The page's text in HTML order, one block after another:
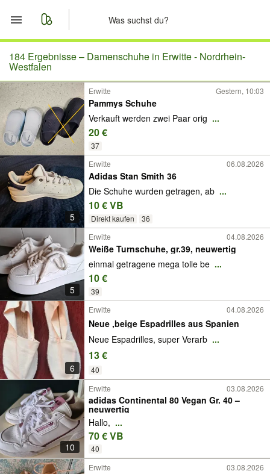
Start
Merkliste
Nachrichten
Anzeige aufgeben
184 Ergebnisse – Damenschuhe in Erwitte - Nordrhein-
Westfalen
Erwitte Gestern, 10:03
Pammys Schuhe
Verkauft werden zwei Paar orig ...
20 €
37
5
Erwitte 06.08.2026
Adidas Stan Smith 36
Die Schuhe wurden getragen, ab ...
10 € VB
Direkt kaufen 36
5
Erwitte 04.08.2026
Weiße Turnschuhe, gr.39, neuwertig
einmal getragene mega tolle be ...
10 €
39
6
Erwitte 04.08.2026
Neue ,beige Espadrilles aus Spanien
Neue Espadrilles, super Verarb ...
13 €
40
10
Erwitte 03.08.2026
adidas Continental 80 Vegan Gr. 40 –
neuwertig
Hallo, ...
70 € VB
40
Erwitte 03.08.2026